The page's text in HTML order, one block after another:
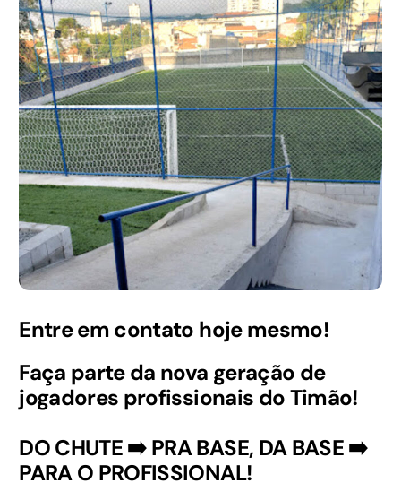
Entre em contato hoje mesmo!
Faça parte da nova geração de
jogadores profissionais do Timão!
DO CHUTE ➡️ PRA BASE, DA BASE ➡️
PARA O PROFISSIONAL!